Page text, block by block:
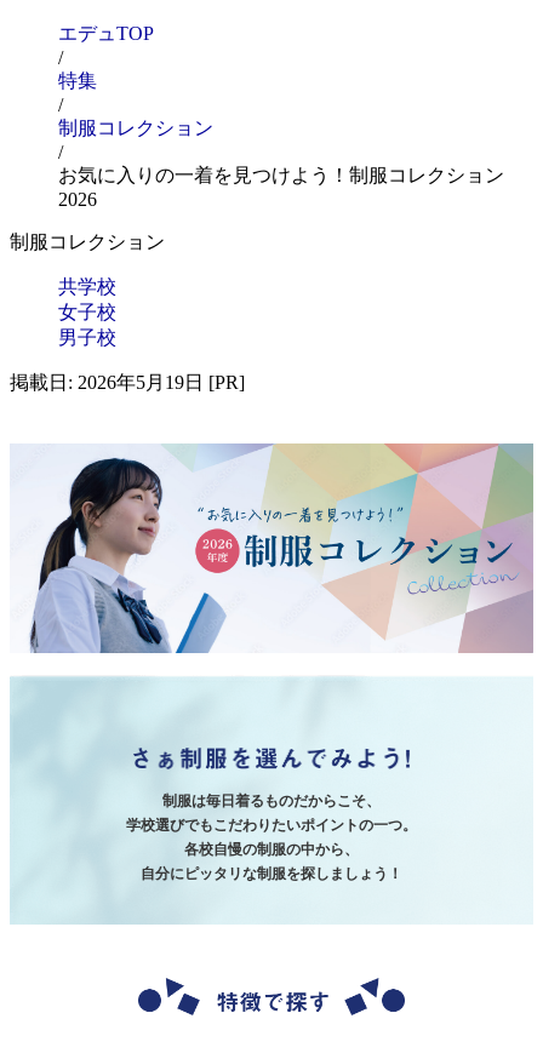
エデュTOP
/
特集
/
制服コレクション
/
お気に入りの一着を見つけよう！制服コレクション
2026
制服コレクション
共学校
女子校
男子校
掲載日: 2026年5月19日 [PR]
制服は毎日着るものだからこそ、
学校選びでもこだわりたいポイントの一つ。
各校自慢の制服の中から、
自分にピッタリな制服を探しましょう！